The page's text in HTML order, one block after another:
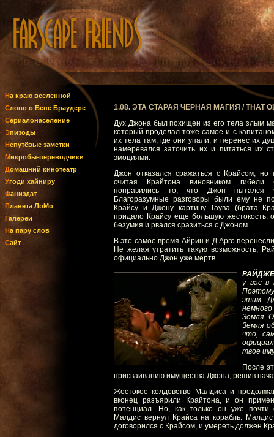
На краю вселенной
Слово о Бене Браудере
Сериалонаселение
Эпизоды
Непутёвые заметки
Микробы-переводчики
Домашний кинотеатр
Угоди хайниру
Фаниздат
Планета ЛоМо
Галереи
На пару слов
Сайт
1.08. ЭТА СТАРАЯ ЧЕРНАЯ МАГИЯ / THAT
Дух Джона был похищен из его тела злым
который проделал тоже самое и с
их тела там, где они упали, и перенес их
намеревался заточить их и питаться их
эмоциями.
Джон отказался сражаться с Крайсом, но
считая Крайтона виновником
понравились то, что Джон пытался
Благоразумные разговоры были ему не
Крайсу и Джону картину Таува (брата
придало Крайсу еще большую жестокость,
безумия и рвался сразиться с Джоном.
В это самое время Айрин и Д’Арго
Не желая утратить такую возможность,
официально Джон уже мертв.
у вас в
этим.
Земля
Земля
что,
твое
После
присваиванию имущества Джона, решив
Жестокое колдовство Малдиса и
вконец разъярили Крайтона, и он
потенциал. Но, как только он уже почти
Малдис вернул Крайса на корабль.
договорился с Крайсом, и умереть должен